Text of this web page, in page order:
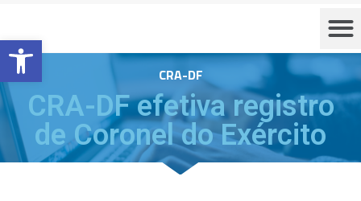
Barra de Ferramentas Aberta
CRA-DF
CRA-DF efetiva registro
de Coronel do Exército